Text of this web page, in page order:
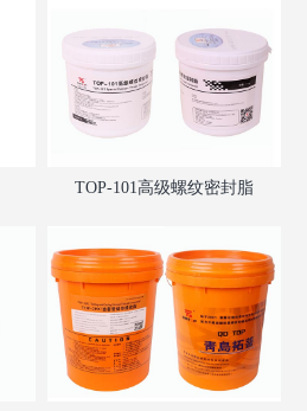
TOP-101高级螺纹密封脂